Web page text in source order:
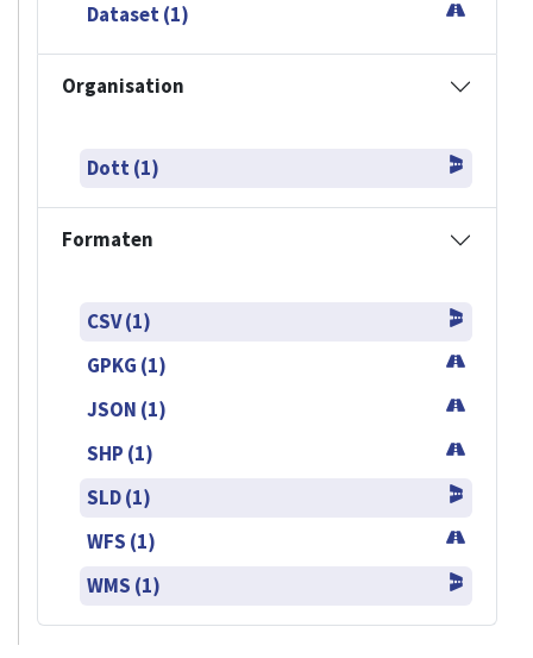
Dataset (1)
Organisation
Dott (1)
Formaten
CSV (1)
GPKG (1)
JSON (1)
SHP (1)
SLD (1)
WFS (1)
WMS (1)